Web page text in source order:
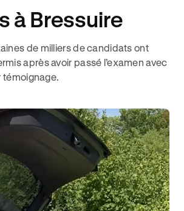
à Bressuire
de milliers de candidats ont
après avoir passé l’examen avec
témoignage.